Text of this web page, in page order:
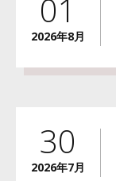
01
2026年8月
30
2026年7月